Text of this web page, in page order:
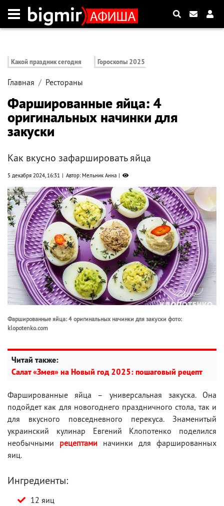
Какой праздник сегодня Гороскопы 2025
Главная Рестораны
Фаршированные яйца: 4
оригинальных начинки для
закуски
Как вкусно зафаршировать яйца
5 декабря 2024, 16:31 Автор: Мельник Анна
Фаршированные яйца: 4 оригинальных начинки для закуски фото:
klopotenko.com
Читай также:
Салат «Змея» на Новый год 2025: пошаговый рецепт
Фаршированные яйца – универсальная закуска. Она
подойдет как для новогоднего праздничного стола, так и
для вкусного повседневного перекуса. Знаменитый
украинский кулинар Евгений Клопотенко поделился
необычными рецептами начинки для фаршированных
яиц.
Ингредиенты:
12 яиц